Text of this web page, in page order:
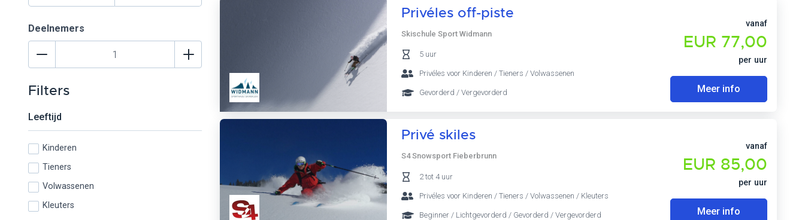
Deelnemers
Filters
Leeftijd
Kinderen
Tieners
Volwassenen
Kleuters
Privéles off-piste
Skischule Sport Widmann
5 uur
Privéles voor Kinderen / Tieners / Volwassenen
Gevorderd / Vergevorderd
vanaf
EUR 77,00
per uur
Meer info
Privé skiles
S4 Snowsport Fieberbrunn
2 tot 4 uur
Privéles voor Kinderen / Tieners / Volwassenen / Kleuters
Beginner / Lichtgevorderd / Gevorderd / Vergevorderd
vanaf
EUR 85,00
per uur
Meer info